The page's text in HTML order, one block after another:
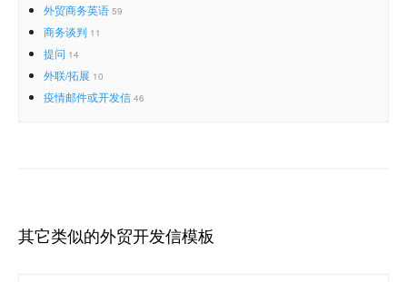
外贸商务英语 59
商务谈判 11
提问 14
外联/拓展 10
疫情邮件或开发信 46
其它类似的外贸开发信模板